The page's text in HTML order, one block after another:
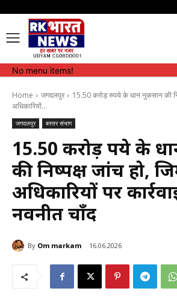
No menu items!
Home जगदलपुर
15.50 करोड़ रुपये के धान नुकसान की
अधिकारियों...
जगदलपुर बस्तर संभाग
15.50 करोड़ रुपये के
की निष्पक्ष जांच हो,
अधिकारियों पर
नवनीत चाँद
By Om markam 16.06.2026